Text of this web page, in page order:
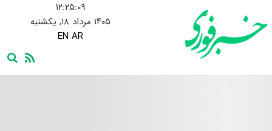
۱۲:۲۵:۱۰
۱۴۰۵ مرداد ۱۸, یکشنبه
EN AR